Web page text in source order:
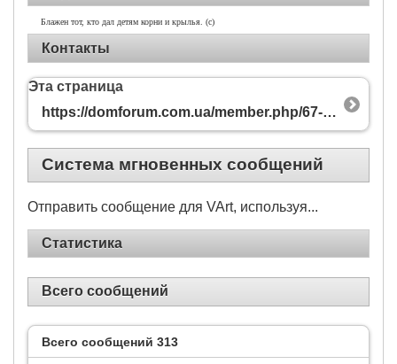
Блажен тот, кто дал детям корни и крылья. (с)
Контакты
Эта страница
https://domforum.com.ua/member.php/67-VArt?s=b7ad29c10c137fa249c21e8fa1374d93
Система мгновенных сообщений
Отправить сообщение для VArt, используя...
Статистика
Всего сообщений
Всего сообщений 313